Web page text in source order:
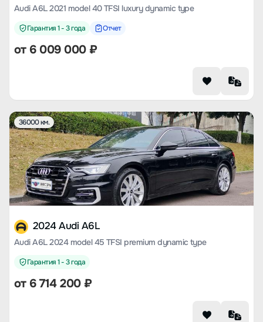
Audi A6L 2021 model 40 TFSI luxury dynamic type
Гарантия 1 - 3 года Отчет
от 6 009 000₽
36000 км.
2024 Audi A6L
Audi A6L 2024 model 45 TFSI premium dynamic type
Гарантия 1 - 3 года
от 6 714 200₽